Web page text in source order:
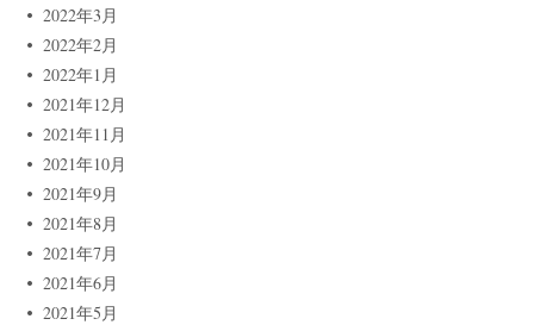
2022年3月
2022年2月
2022年1月
2021年12月
2021年11月
2021年10月
2021年9月
2021年8月
2021年7月
2021年6月
2021年5月